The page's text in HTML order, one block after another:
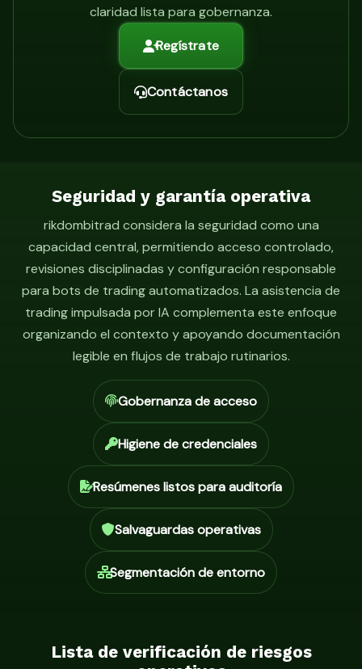
claridad lista para gobernanza.
Regístrate
Contáctanos
Seguridad y garantía operativa
rikdombitrad considera la seguridad como una
capacidad central, permitiendo acceso controlado,
revisiones disciplinadas y configuración responsable
para bots de trading automatizados. La asistencia de
trading impulsada por IA complementa este enfoque
organizando el contexto y apoyando documentación
legible en flujos de trabajo rutinarios.
Gobernanza de acceso
Higiene de credenciales
Resúmenes listos para auditoría
Salvaguardas operativas
Segmentación de entorno
Lista de verificación de riesgos